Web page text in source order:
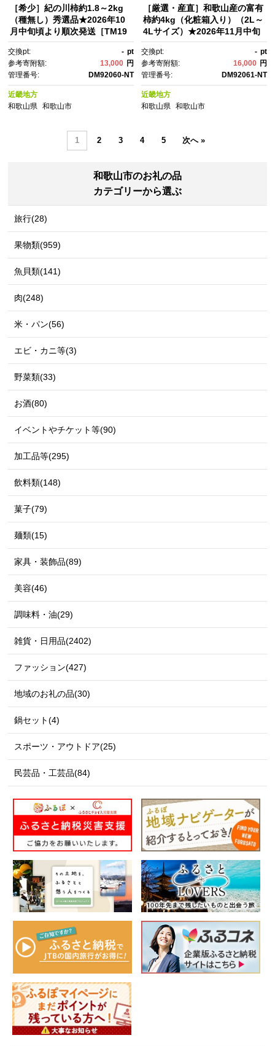
［希少］紀の川柿約1.8～2kg
（種無し）秀選品★2026年10
月中旬頃より順次発送［TM19
交換pt: - pt
参考寄附額:
13,000 円
管理番号:
DM92060-NT
近畿地方
和歌山県
和歌山市
［厳選・産直］和歌山産の富有
柿約4kg（化粧箱入り）（2L～
4Lサイズ）★2026年11月中旬
交換pt: - pt
参考寄附額:
16,000 円
管理番号:
DM92061-NT
近畿地方
和歌山県 和歌山市
1 2 3 4 5 次へ »
和歌山市のお礼の品
カテゴリーから選ぶ
旅行(28)
果物類(959)
魚貝類(141)
肉(248)
米・パン(56)
エビ・カニ等(3)
野菜類(33)
お酒(80)
イベントやチケット等(90)
加工品等(295)
飲料類(148)
菓子(79)
麺類(15)
家具・装飾品(89)
美容(46)
調味料・油(29)
雑貨・日用品(2402)
ファッション(427)
地域のお礼の品(30)
鍋セット(4)
スポーツ・アウトドア(25)
民芸品・工芸品(84)